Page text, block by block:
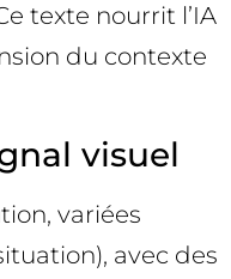
texte nourrit l’IA
du contexte
visuel
variées
avec des